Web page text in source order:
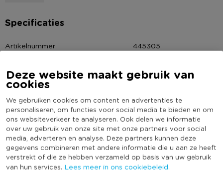
Deze website maakt gebruik van
cookies
We gebruiken cookies om content en advertenties te
personaliseren, om functies voor social media te bieden en om
ons websiteverkeer te analyseren. Ook delen we informatie
over uw gebruik van onze site met onze partners voor social
media, adverteren en analyse. Deze partners kunnen deze
gegevens combineren met andere informatie die u aan ze heeft
verstrekt of die ze hebben verzameld op basis van uw gebruik
van hun services. Lees meer in ons cookiebeleid.
Contactgegevens
Xenos B.V, Schutweg 8, 5145NP Waalwijk, Nederland
www.xenos.nl/klantenservice
Specificaties
Artikelnummer
445305
Materiaal
Glas
Diameter (cm)
Producthoogte (cm)
34,5
Kleur
Roze
Duurzaamheidsscore
(Nog) geen score
bekend